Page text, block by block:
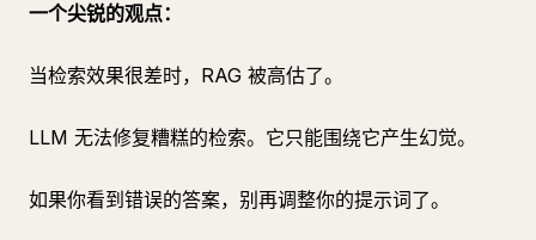
一个尖锐的观点：
当检索效果很差时，RAG 被高估了。
LLM 无法修复糟糕的检索。它只能围绕它产生幻觉。
如果你看到错误的答案，别再调整你的提示词了。